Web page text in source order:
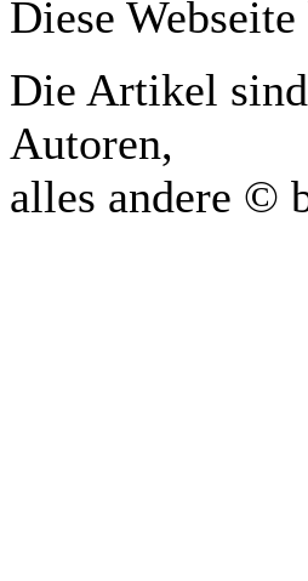
Diese
Die Artikel
Autoren,
alles andere ©